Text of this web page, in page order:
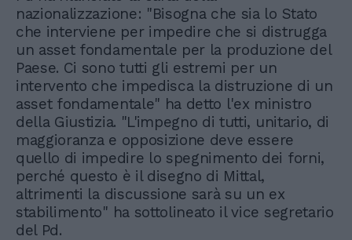
nazionalizzazione: "Bisogna che sia lo Stato
che interviene per impedire che si distrugga
un asset fondamentale per la produzione del
Paese. Ci sono tutti gli estremi per un
intervento che impedisca la distruzione di un
asset fondamentale" ha detto l'ex ministro
della Giustizia. "L'impegno di tutti, unitario, di
maggioranza e opposizione deve essere
quello di impedire lo spegnimento dei forni,
perché questo è il disegno di Mittal,
altrimenti la discussione sarà su un ex
stabilimento" ha sottolineato il vice segretario
del Pd.